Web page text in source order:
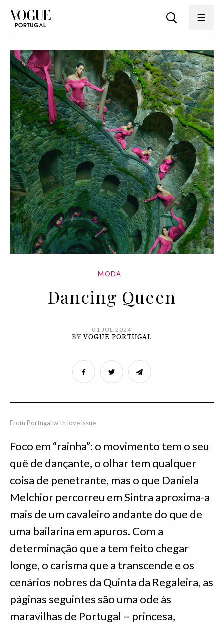
MODA
Dancing Queen
01 JUL 2024
BYVOGUE PORTUGAL
From Portugal with love issue
Foco em “rainha”: o movimento tem o seu
quê de dançante, o olhar tem qualquer
coisa de penetrante, mas o que Daniela
Melchior percorreu em Sintra aproxima-a
mais de um cavaleiro andante do que de
uma bailarina em apuros. Com a
determinação que a tem feito chegar
longe, o carisma que a transcende e os
cenários nobres da Quinta da Regaleira, as
páginas seguintes são uma ode às
maravilhas de Portugal – princesa,